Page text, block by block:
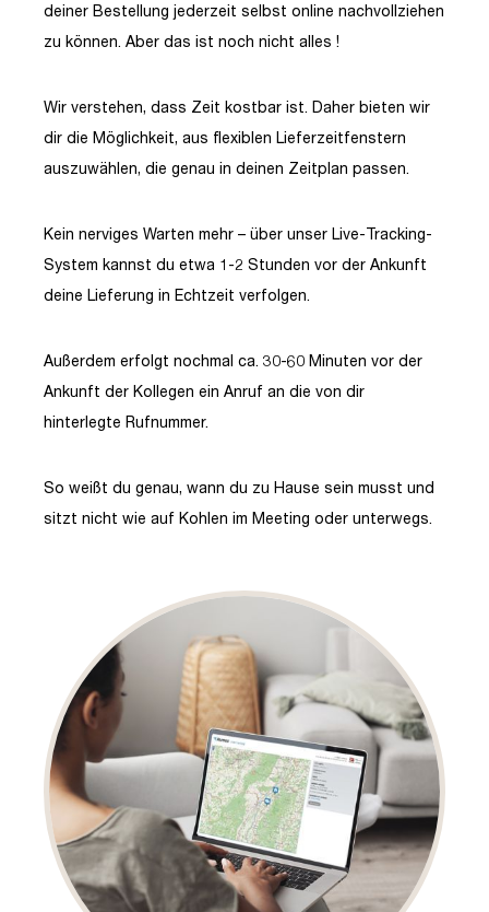
deiner Bestellung jederzeit selbst online nachvollziehen
zu können. Aber das ist noch nicht alles !
Wir verstehen, dass Zeit kostbar ist. Daher bieten wir
dir die Möglichkeit, aus flexiblen Lieferzeitfenstern
auszuwählen, die genau in deinen Zeitplan passen.
Kein nerviges Warten mehr – über unser Live-Tracking-
System kannst du etwa 1-2 Stunden vor der Ankunft
deine Lieferung in Echtzeit verfolgen.
Außerdem erfolgt nochmal ca. 30-60 Minuten vor der
Ankunft der Kollegen ein Anruf an die von dir
hinterlegte Rufnummer.
So weißt du genau, wann du zu Hause sein musst und
sitzt nicht wie auf Kohlen im Meeting oder unterwegs.